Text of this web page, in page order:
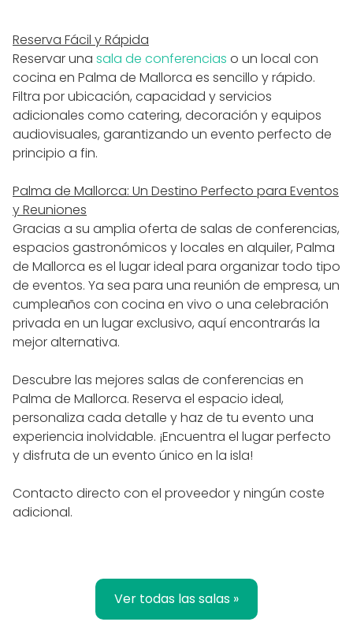
Reserva Fácil y Rápida
Reservar una sala de conferencias o un local con
cocina en Palma de Mallorca es sencillo y rápido.
Filtra por ubicación, capacidad y servicios
adicionales como catering, decoración y equipos
audiovisuales, garantizando un evento perfecto de
principio a fin.
Palma de Mallorca: Un Destino Perfecto para Eventos
y Reuniones
Gracias a su amplia oferta de salas de conferencias,
espacios gastronómicos y locales en alquiler, Palma
de Mallorca es el lugar ideal para organizar todo tipo
de eventos. Ya sea para una reunión de empresa, un
cumpleaños con cocina en vivo o una celebración
privada en un lugar exclusivo, aquí encontrarás la
mejor alternativa.
Descubre las mejores salas de conferencias en
Palma de Mallorca. Reserva el espacio ideal,
personaliza cada detalle y haz de tu evento una
experiencia inolvidable. ¡Encuentra el lugar perfecto
y disfruta de un evento único en la isla!
Contacto directo con el proveedor y ningún coste
adicional.
Ver todas las salas »